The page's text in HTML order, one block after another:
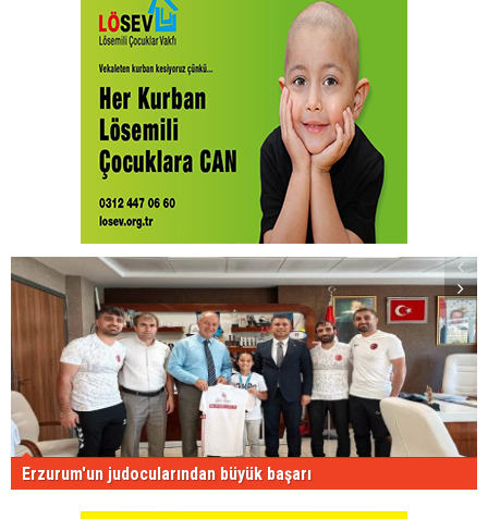
Erzurum'un judocularından büyük başarı